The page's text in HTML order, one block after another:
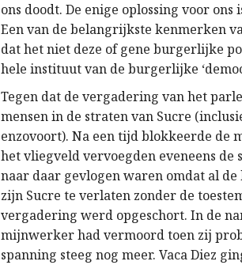
ons doodt. De enige oplossing voor
Een van de belangrijkste kenmerken
dat het niet deze of gene burgerlijke
hele instituut van de burgerlijke
Tegen dat de vergadering van het
mensen in de straten van Sucre
enzovoort). Na een tijd blokkeerde de
het vliegveld vervoegden eveneens de
naar daar gevlogen waren omdat al
zijn Sucre te verlaten zonder de
vergadering werd opgeschort. In de
mijnwerker had vermoord toen zij
spanning steeg nog meer. Vaca Diez